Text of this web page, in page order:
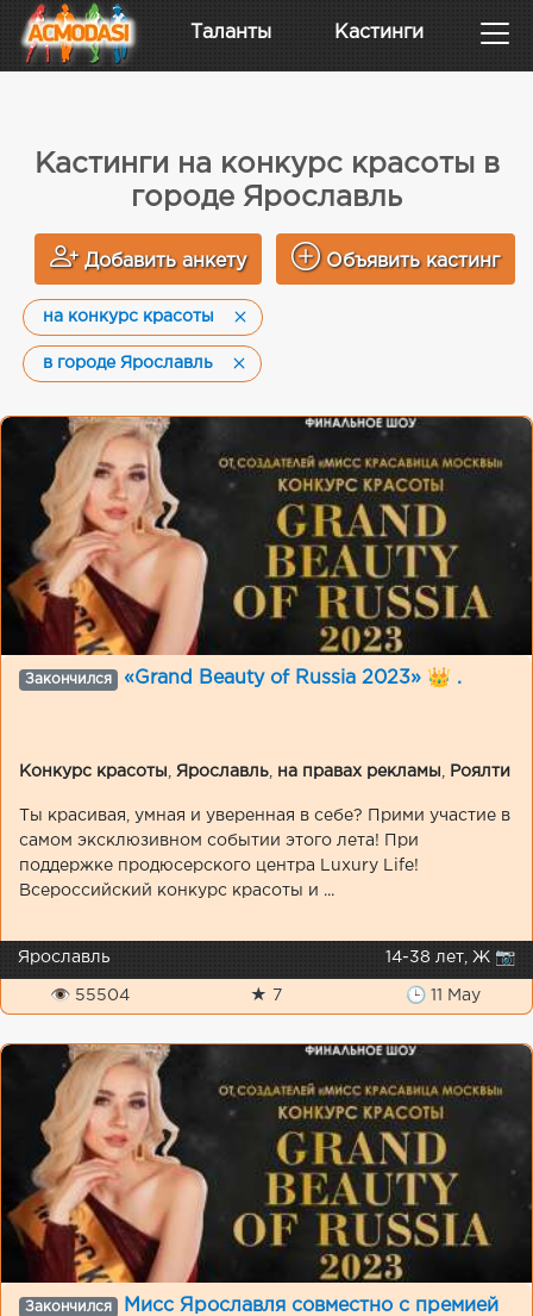
Таланты Кастинги
Кастинги на конкурс красоты в
городе Ярославль
Добавить анкету Объявить кастинг
на конкурс красоты
в городе Ярославль
Закончился «Grand Beauty of Russia 2023» 👑 .
Конкурс красоты Ярославль на правах рекламы Роялти
Ты красивая, умная и уверенная в себе? Прими участие в
самом эксклюзивном событии этого лета! При
поддержке продюсерского центра Luxury Life!
Всероссийский конкурс красоты и ...
Ярославль 14-38 лет, Ж 📷
👁 55504 ★ 7 🕒 11 May
Закончился
Мисс Ярославля совместно с премией